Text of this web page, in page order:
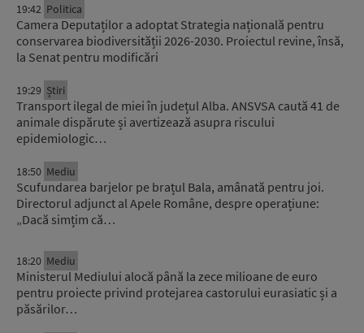
19:42 Politica
Camera Deputaților a adoptat Strategia națională pentru
conservarea biodiversității 2026-2030. Proiectul revine, însă,
la Senat pentru modificări
19:29 Știri
Transport ilegal de miei în județul Alba. ANSVSA caută 41 de
animale dispărute și avertizează asupra riscului
epidemiologic…
18:50 Mediu
Scufundarea barjelor pe brațul Bala, amânată pentru joi.
Directorul adjunct al Apele Române, despre operațiune:
„Dacă simțim că…
18:20 Mediu
Ministerul Mediului alocă până la zece milioane de euro
pentru proiecte privind protejarea castorului eurasiatic și a
păsărilor…